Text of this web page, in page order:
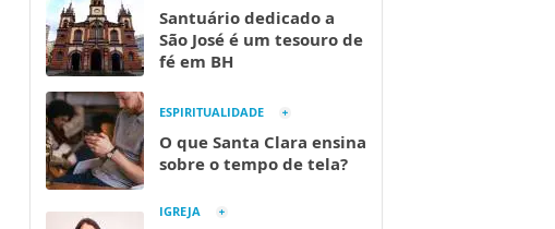
Santuário dedicado a
São José é um tesouro de
fé em BH
ESPIRITUALIDADE
O que Santa Clara ensina
sobre o tempo de tela?
IGREJA